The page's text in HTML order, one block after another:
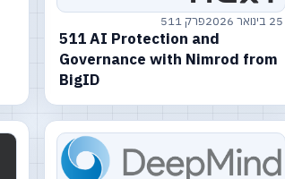
25 בינואר 2026 פרק 511
511 AI Protection and
Governance with Nimrod from
BigID